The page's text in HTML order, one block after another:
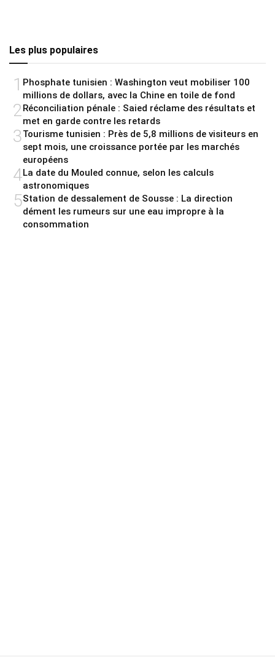
Les plus populaires
1 Phosphate tunisien : Washington veut mobiliser 100
millions de dollars, avec la Chine en toile de fond
2 Réconciliation pénale : Saied réclame des résultats et
met en garde contre les retards
3Tourisme tunisien : Près de 5,8 millions de visiteurs en
sept mois, une croissance portée par les marchés
européens
4La date du Mouled connue, selon les calculs
astronomiques
5Station de dessalement de Sousse : La direction
dément les rumeurs sur une eau impropre à la
consommation